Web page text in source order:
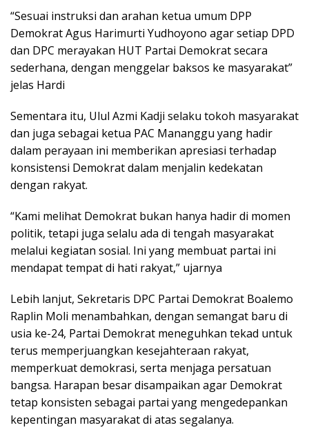
“Sesuai instruksi dan arahan ketua umum DPP
Demokrat Agus Harimurti Yudhoyono agar setiap DPD
dan DPC merayakan HUT Partai Demokrat secara
sederhana, dengan menggelar baksos ke masyarakat”
jelas Hardi
Sementara itu, Ulul Azmi Kadji selaku tokoh masyarakat
dan juga sebagai ketua PAC Mananggu yang hadir
dalam perayaan ini memberikan apresiasi terhadap
konsistensi Demokrat dalam menjalin kedekatan
dengan rakyat.
“Kami melihat Demokrat bukan hanya hadir di momen
politik, tetapi juga selalu ada di tengah masyarakat
melalui kegiatan sosial. Ini yang membuat partai ini
mendapat tempat di hati rakyat,” ujarnya
Lebih lanjut, Sekretaris DPC Partai Demokrat Boalemo
Raplin Moli menambahkan, dengan semangat baru di
usia ke-24, Partai Demokrat meneguhkan tekad untuk
terus memperjuangkan kesejahteraan rakyat,
memperkuat demokrasi, serta menjaga persatuan
bangsa. Harapan besar disampaikan agar Demokrat
tetap konsisten sebagai partai yang mengedepankan
kepentingan masyarakat di atas segalanya.